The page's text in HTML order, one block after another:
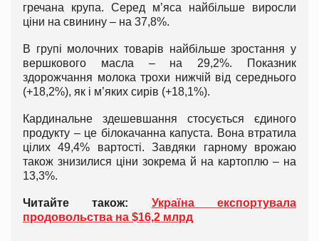
гречана крупа. Серед м’яса найбільше виросли
ціни на свинину – на 37,8%.
В групі молочних товарів найбільше зростання у
вершкового масла – на 29,2%. Показник
здорожчання молока трохи нижчій від середнього
(+18,2%), як і м’яких сирів (+18,1%).
Кардинальне здешевшання стосується єдиного
продукту – це білокачанна капуста. Вона втратила
цілих 49,4% вартості. Завдяки гарному врожаю
також знизилися ціни зокрема й на картоплю – на
13,3%.
Читайте також: Україна експортувала
продовольства на $16,2 млрд